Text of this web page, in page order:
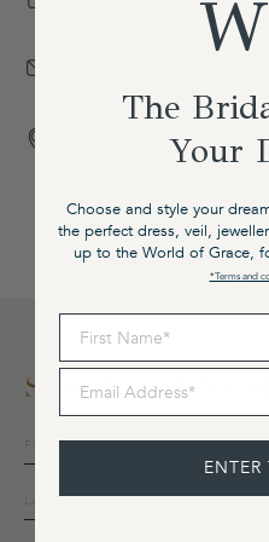
Vestidos de novia hechos a
Visite una sala de exposición
Suscríbete A
The
Your
Choose and style your
the perfect dress, veil,
up to the World of Grace,
*Terms and